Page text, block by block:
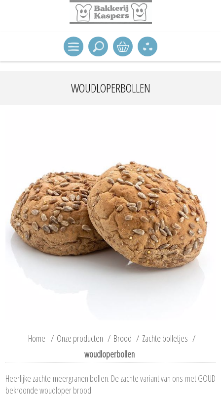
WOUDLOPERBOLLEN
Home / Onze producten / Brood / Zachte bolletjes /
woudloperbollen
Heerlijke zachte meergranen bollen. De zachte variant van ons met GOUD
bekroonde woudloper brood!